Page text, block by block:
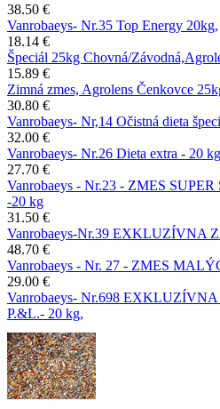
38.50 €
Vanrobaeys- Nr.35 Top Energy 20kg,
18.14 €
Špeciál 25kg Chovná/
15.89 €
Zimná zmes, Agrolens Čenkovce
30.80 €
Vanrobaeys- Nr,14 Očistná dieta
32.00 €
Vanrobaeys- Nr.26 Dieta extra - 20
27.70 €
Vanrobaeys - Nr.23 - ZMES
-20 kg
31.50 €
Vanrobaeys-Nr.39 EXKLUZÍVNA
48.70 €
Vanrobaeys - Nr. 27 - ZMES
29.00 €
Vanrobaeys- Nr.698
P.&L.- 20 kg,